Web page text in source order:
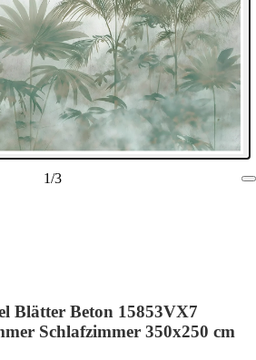
1/3
Blätter Beton 15853VX7
Schlafzimmer 350x250 cm